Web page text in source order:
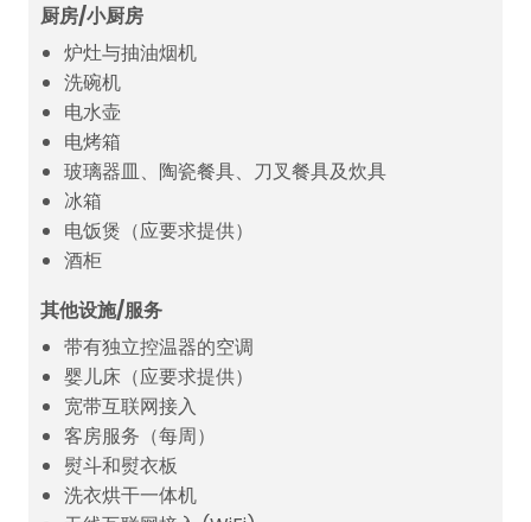
厨房/小厨房
炉灶与抽油烟机
洗碗机
电水壶
电烤箱
玻璃器皿、陶瓷餐具、刀叉餐具及炊具
冰箱
电饭煲（应要求提供）
酒柜
其他设施/服务
带有独立控温器的空调
婴儿床（应要求提供）
宽带互联网接入
客房服务（每周）
熨斗和熨衣板
洗衣烘干一体机